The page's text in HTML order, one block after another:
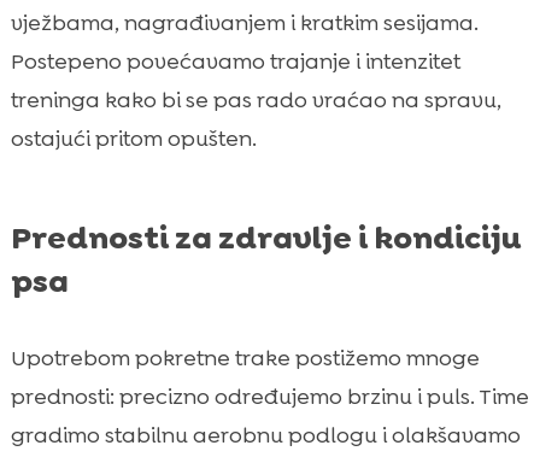
vježbama, nagrađivanjem i kratkim sesijama.
Postepeno povećavamo trajanje i intenzitet
treninga kako bi se pas rado vraćao na spravu,
ostajući pritom opušten.
Prednosti za zdravlje i kondiciju
psa
Upotrebom pokretne trake postižemo mnoge
prednosti: precizno određujemo brzinu i puls. Time
gradimo stabilnu aerobnu podlogu i olakšavamo